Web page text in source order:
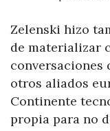
Zelenski hizo
de materializar
conversaciones
otros aliados
Continente
propia para no